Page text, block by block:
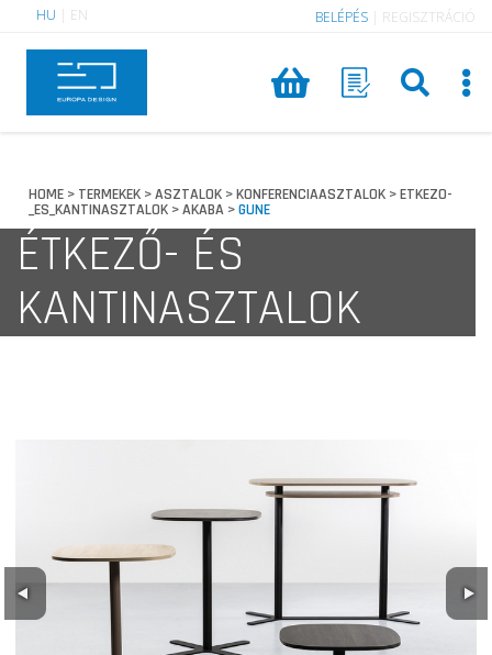
HU EN BELÉPÉS REGISZTRÁCIÓ
HOME > TERMEKEK >ASZTALOK >KONFERENCIAASZTALOK >ETKEZO-
_ES_KANTINASZTALOK >AKABA >GUNE
ÉTKEZŐ- ÉS
KANTINASZTALOK